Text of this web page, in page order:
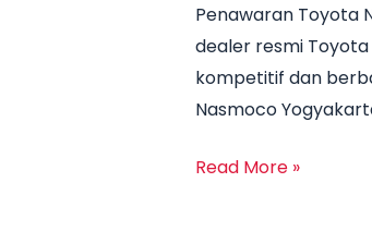
Penawaran Toyota
dealer resmi
kompetitif dan
Nasmoco
Nasmoco
Yogyakarta:
Promo
Terbaru
Harga
Read More »